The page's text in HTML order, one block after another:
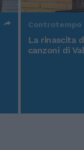
Controtempo
La rinascita
canzoni di